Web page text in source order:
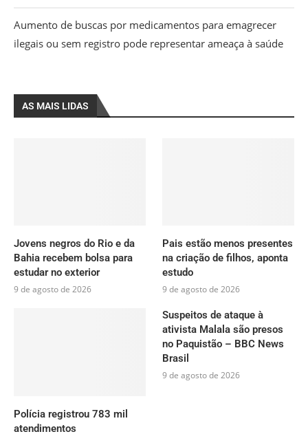
Aumento de buscas por medicamentos para emagrecer
ilegais ou sem registro pode representar ameaça à saúde
AS MAIS LIDAS
Jovens negros do Rio e da
Bahia recebem bolsa para
estudar no exterior
9 de agosto de 2026
Pais estão menos presentes
na criação de filhos, aponta
estudo
9 de agosto de 2026
Polícia registrou 783 mil
atendimentos
Suspeitos de ataque à
ativista Malala são presos
no Paquistão – BBC News
Brasil
9 de agosto de 2026